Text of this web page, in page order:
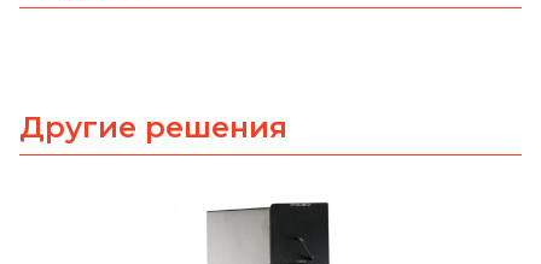
Другие решения